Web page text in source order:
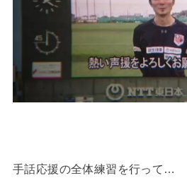
手話応援の全体練習を行って…